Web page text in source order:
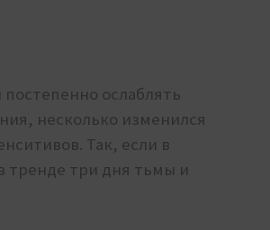
ослаблять
несколько изменился
Так, если в
тренде три дня тьмы и